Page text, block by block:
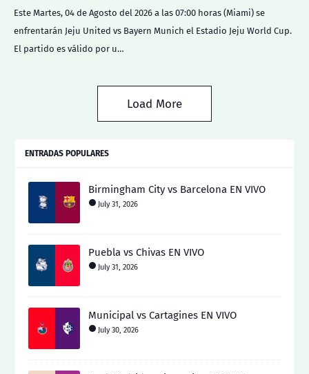
Este Martes, 04 de Agosto del 2026 a las 07:00 horas (Miami) se
enfrentarán Jeju United vs Bayern Munich el Estadio Jeju World Cup.
El partido es válido por u…
Load More
ENTRADAS POPULARES
Birmingham City vs Barcelona EN VIVO
July 31, 2026
Puebla vs Chivas EN VIVO
July 31, 2026
Municipal vs Cartagines EN VIVO
July 30, 2026